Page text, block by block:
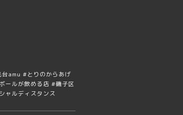
amu #とりのからあげ
ールが飲める店 #磯子区
ャルディスタンス